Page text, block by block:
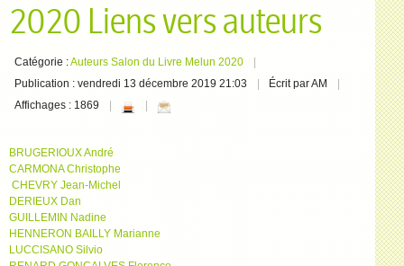
2020 Liens vers auteurs
Catégorie :Auteurs Salon du Livre Melun 2020
Publication : vendredi 13 décembre 2019 21:03
Écrit par AM
Affichages : 1869
BRUGERIOUX André
CARMONA Christophe
CHEVRY Jean-Michel
DERIEUX Dan
GUILLEMIN Nadine
HENNERON BAILLY Marianne
LUCCISANO Silvio